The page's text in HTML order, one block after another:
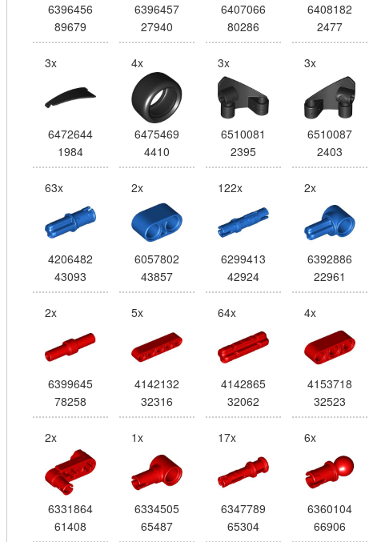
6396456
89679
6396457
27940
6407066
80286
6408182
2477
3x
6472644
1984
4x
6475469
4410
3x
6510081
2395
3x
6510087
2403
63x
4206482
43093
2x
6057802
43857
122x
6299413
42924
2x
6392886
22961
2x
6399645
78258
5x
4142132
32316
64x
4142865
32062
4x
4153718
32523
2x
6331864
61408
1x
6334505
65487
17x
6347789
65304
6x
6360104
66906